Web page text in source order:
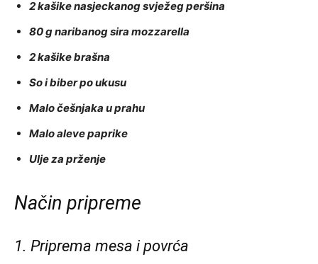
2 kašike nasjeckanog svježeg peršina
80 g naribanog sira mozzarella
2 kašike brašna
So i biber po ukusu
Malo češnjaka u prahu
Malo aleve paprike
Ulje za prženje
Način pripreme
1. Priprema mesa i povrća